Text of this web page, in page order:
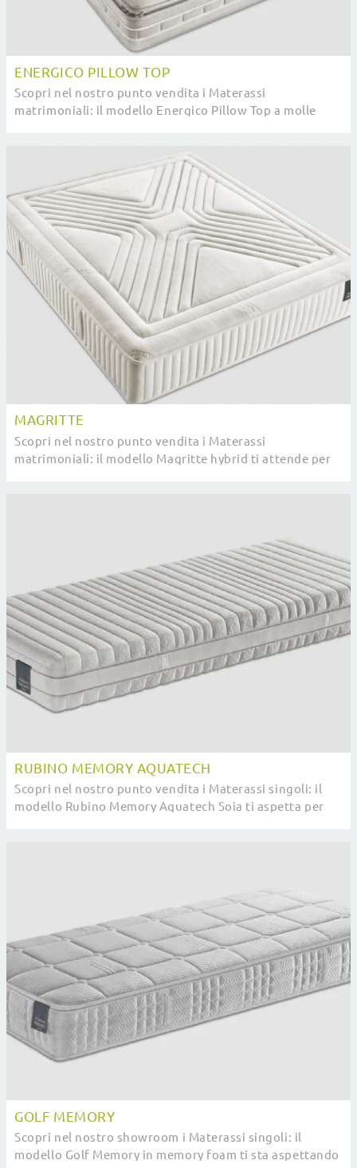
ENERGICO PILLOW TOP
Scopri nel nostro punto vendita i Materassi
matrimoniali: il modello Energico Pillow Top a molle
MAGRITTE
Scopri nel nostro punto vendita i Materassi
matrimoniali: il modello Magritte hybrid ti attende per
RUBINO MEMORY AQUATECH
Scopri nel nostro punto vendita i Materassi singoli: il
modello Rubino Memory Aquatech Soia ti aspetta per
GOLF MEMORY
Scopri nel nostro showroom i Materassi singoli: il
modello Golf Memory in memory foam ti sta aspettando